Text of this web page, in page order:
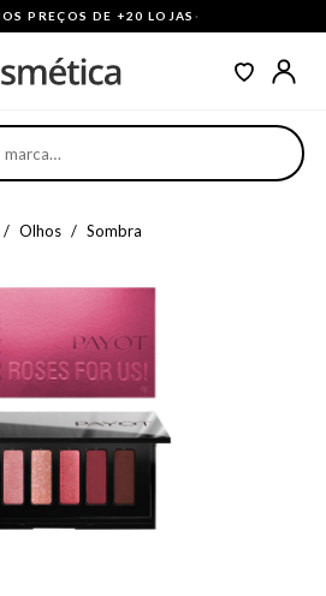
PREÇOS DE +20 LOJAS ·
Olhos Sombra